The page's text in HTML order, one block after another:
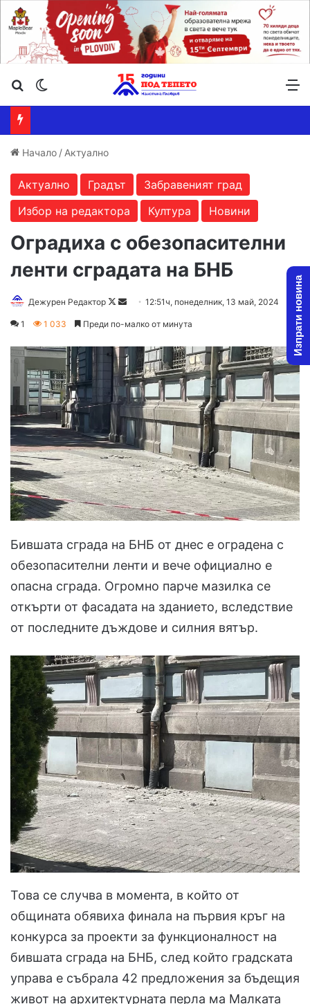
Търсене ...
Начало / Актуално
Актуално Градът
Забравеният град
Избор на редактора
Култура Новини
Оградиха с обезопасителни
ленти сградата на БНБ
Дежурен Редактор
Follow
Send12:51ч, понеделник, 13 май, 2024
1 1 033 Преди по-малко от минута
Бившата сграда на БНБ от днес е оградена с
обезопасителни ленти и вече официално е
опасна сграда. Огромно парче мазилка се
откърти от фасадата на зданието, вследствие
от последните дъждове и силния вятър.
Това се случва в момента, в който от
общината обявиха финала на първия кръг на
конкурса за проекти за функционалност на
бившата сграда на БНБ, след който градската
управа е събрала 42 предложения за бъдещия
живот на архитектурната перла ма Малката
Изпрати новина